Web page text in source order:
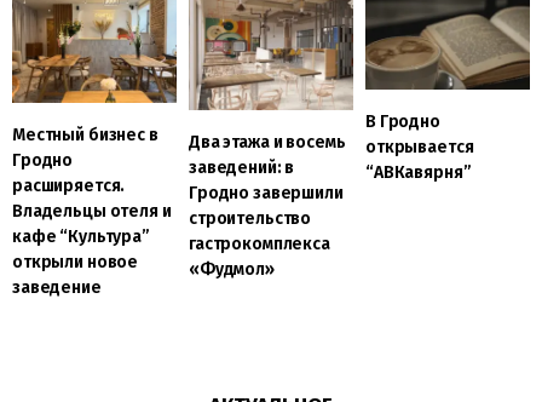
Местный бизнес в
Гродно
расширяется.
Владельцы отеля и
кафе “Культура”
открыли новое
заведение
Два этажа и восемь
заведений: в
Гродно завершили
строительство
гастрокомплекса
«Фудмол»
В Гродно
открывается
“АВКавярня”